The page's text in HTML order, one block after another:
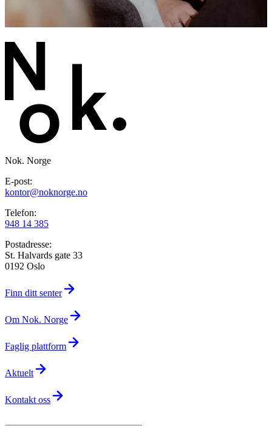
Nok. Norge
E-post:
kontor@noknorge.no
Telefon:
948 14 385
Postadresse:
St. Halvards gate 33
0192 Oslo
Finn ditt senter
Om Nok. Norge
Faglig plattform
Aktuelt
Kontakt oss